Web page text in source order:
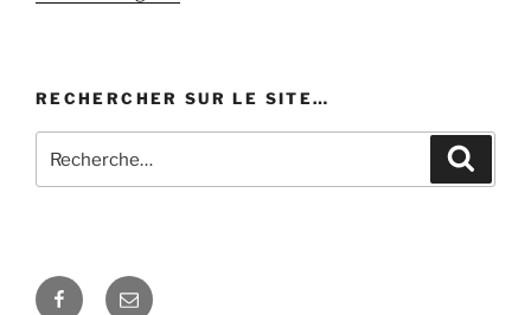
RECHERCHER SUR LE SITE…
pour
Facebook
E-